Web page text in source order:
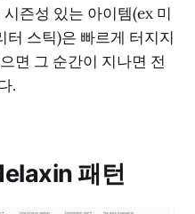
시즌성 있는 아이템(ex 미
터 스틱)은 빠르게 터지지
면 그 순간이 지나면 전
.
패턴